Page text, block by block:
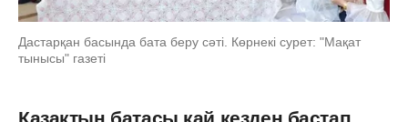
Дастарқан басында бата беру сәті. Көрнекі сурет: "Мақат
тынысы" газеті